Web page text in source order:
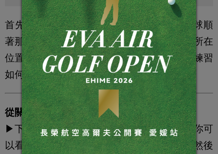
首先自球後研判推球路線(上圖)，想像小白球順
著那條路線滾進洞中，然後一路望回小白球所在
位置。學會研判推球路線之後，就可以開始練習
如何利用雙手協助推球進洞，我的建議如下。
從關閉到開放
▶下圖中我示範上桿和送桿中的右手動作。你可
以看到上桿時右手掌朝下，桿面因而關閉。然後